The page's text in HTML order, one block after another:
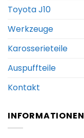
Toyota J10
Werkzeuge
Karosserieteile
Auspuffteile
Kontakt
INFORMATIONEN